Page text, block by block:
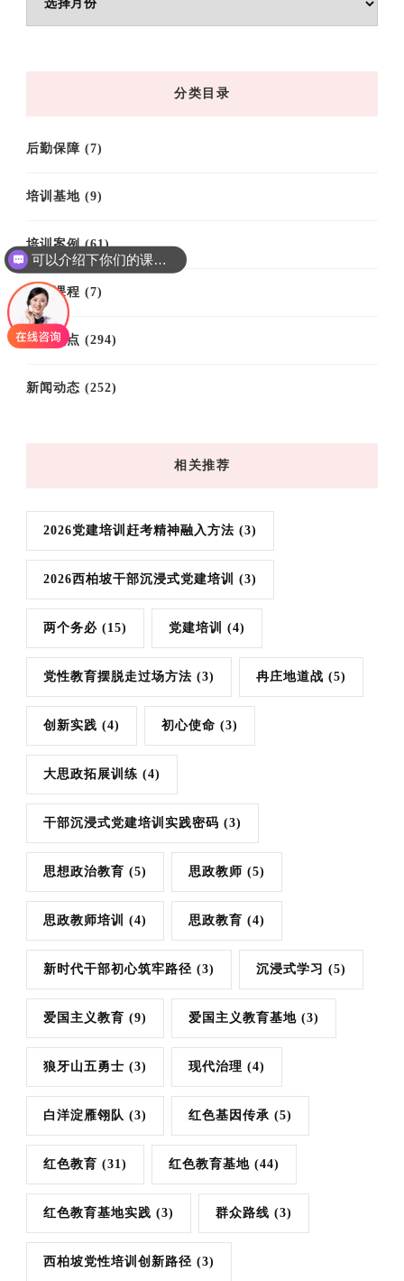
章
分类目录
后勤保障 (7)
培训基地 (9)
培训案例(61)
培训课程 (7)
思政热点 (294)
新闻动态 (252)
相关推荐
2026党建培训赶考精神融入方法 (3)
2026西柏坡干部沉浸式党建培训 (3)
两个务必 (15) 党建培训 (4)
党性教育摆脱走过场方法 (3) 冉庄地道战 (5)
创新实践 (4) 初心使命 (3)
大思政拓展训练 (4)
干部沉浸式党建培训实践密码 (3)
思想政治教育 (5) 思政教师 (5)
思政教师培训 (4) 思政教育 (4)
新时代干部初心筑牢路径 (3) 沉浸式学习 (5)
爱国主义教育 (9) 爱国主义教育基地 (3)
狼牙山五勇士 (3) 现代治理 (4)
白洋淀雁翎队 (3) 红色基因传承 (5)
红色教育 (31) 红色教育基地 (44)
红色教育基地实践 (3) 群众路线 (3)
西柏坡党性培训创新路径 (3)
可以介绍下你们的课程吗？